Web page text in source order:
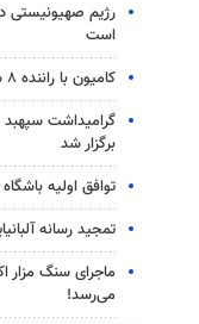
رژیم صهیونیستی
است
کامیون با راننده ۸ ساله در اصفهان توقیف شد
گرامیداشت
برگزار شد
توافق اولیه
تمجید رسانه
ماجرای سنگ مزار
می‌رسد!